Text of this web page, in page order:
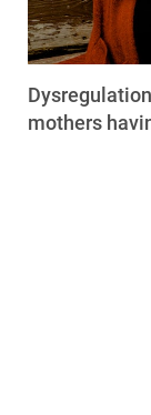
mothers